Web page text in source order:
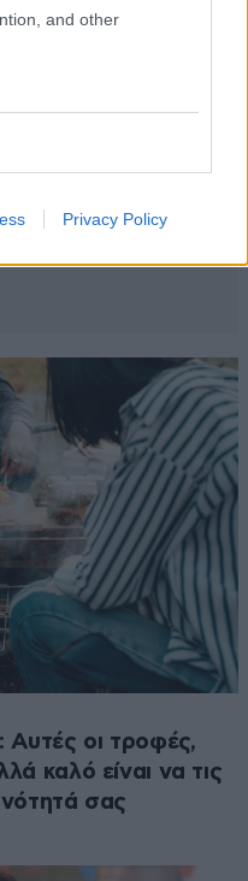
and other
Privacy Policy
Αυτές οι τροφές,
καλό είναι να τις
σας